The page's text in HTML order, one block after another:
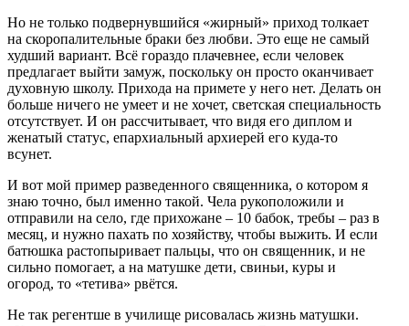
Но не только подвернувшийся «жирный» приход толкает
на скоропалительные браки без любви. Это еще не самый
худший вариант. Всё гораздо плачевнее, если человек
предлагает выйти замуж, поскольку он просто оканчивает
духовную школу. Прихода на примете у него нет. Делать он
больше ничего не умеет и не хочет, светская специальность
отсутствует. И он рассчитывает, что видя его диплом и
женатый статус, епархиальный архиерей его куда-то
всунет.
И вот мой пример разведенного священника, о котором я
знаю точно, был именно такой. Чела рукоположили и
отправили на село, где прихожане – 10 бабок, требы – раз в
месяц, и нужно пахать по хозяйству, чтобы выжить. И если
батюшка растопыривает пальцы, что он священник, и не
сильно помогает, а на матушке дети, свиньи, куры и
огород, то «тетива» рвётся.
Не так регентше в училище рисовалась жизнь матушки.